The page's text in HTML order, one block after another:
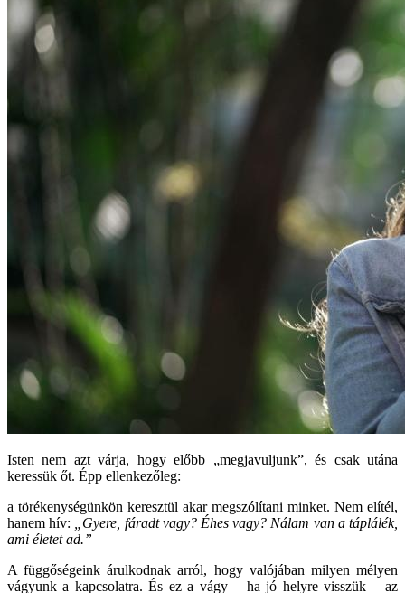
Isten nem azt várja, hogy előbb „megjavuljunk”, és csak utána
keressük őt. Épp ellenkezőleg:
a törékenységünkön keresztül akar megszólítani minket. Nem elítél,
hanem hív:
„Gyere, fáradt vagy? Éhes vagy? Nálam van a táplálék,
ami életet ad.”
A függőségeink árulkodnak arról, hogy valójában milyen mélyen
vágyunk a kapcsolatra. És ez a vágy – ha jó helyre visszük – az